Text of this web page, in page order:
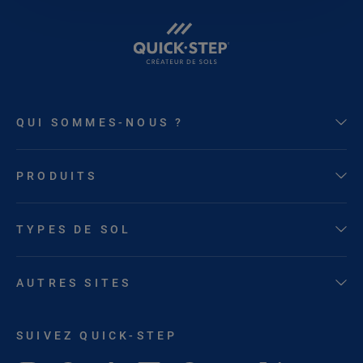
QUI SOMMES-NOUS ?
PRODUITS
TYPES DE SOL
AUTRES SITES
SUIVEZ QUICK-STEP